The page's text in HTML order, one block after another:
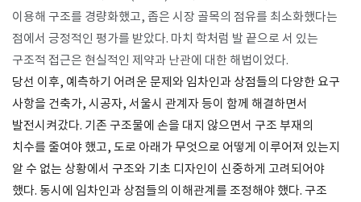
이용해 구조를 경량화했고, 좁은 시장 골목의 점유를 최소화했다는
점에서 긍정적인 평가를 받았다. 마치 학처럼 발 끝으로 서 있는
구조적 접근은 현실적인 제약과 난관에 대한 해법이었다.
당선 이후, 예측하기 어려운 문제와 임차인과 상점들의 다양한 요구
사항을 건축가, 시공자, 서울시 관계자 등이 함께 해결하면서
발전시켜갔다. 기존 구조물에 손을 대지 않으면서 구조 부재의
치수를 줄여야 했고, 도로 아래가 무엇으로 어떻게 이루어져 있는지
알 수 없는 상황에서 구조와 기초 디자인이 신중하게 고려되어야
했다. 동시에 임차인과 상점들의 이해관계를 조정해야 했다. 구조